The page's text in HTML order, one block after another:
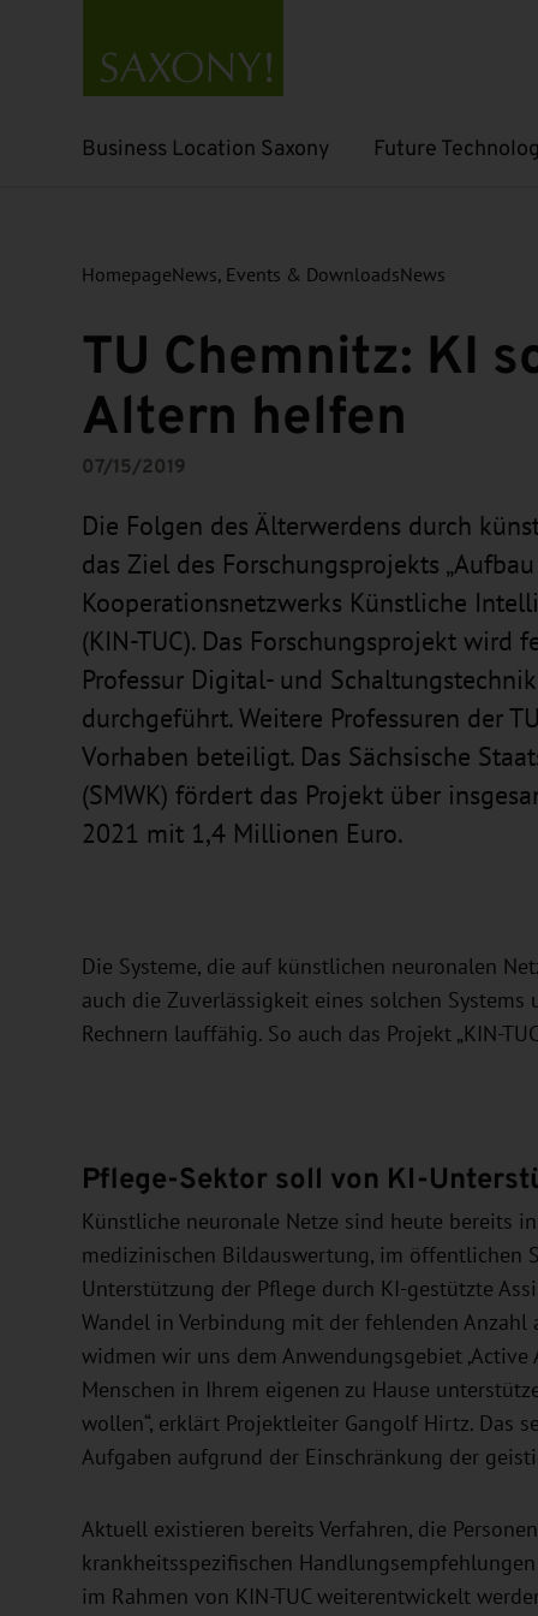
Business Location Saxony
Open submenu Future
Open submenu
HomepageNews, Events & DownloadsNews
TU Chemnitz: KI
Altern helfen
07/15/2019
Die Folgen des Älterwerdens durch
das Ziel des Forschungsprojekts
Kooperationsnetzwerks Künstliche
(KIN-TUC). Das Forschungsprojekt wird
Professur Digital- und
durchgeführt. Weitere Professuren der
Vorhaben beteiligt. Das Sächsische
(SMWK) fördert das Projekt über
2021 mit 1,4 Millionen Euro.
Die Systeme, die auf künstlichen neuronalen
auch die Zuverlässigkeit eines solchen
Rechnern lauffähig. So auch das Projekt „KIN-
Pflege-Sektor soll von KI-
Künstliche neuronale Netze sind heute bereits
medizinischen Bildauswertung, im öffentlichen
Unterstützung der Pflege durch KI-gestützte
Wandel in Verbindung mit der fehlenden Anzahl
widmen wir uns dem Anwendungsgebiet ‚Active
Menschen in Ihrem eigenen zu Hause
wollen“, erklärt Projektleiter Gangolf Hirtz. Das
Aufgaben aufgrund der Einschränkung der
Aktuell existieren bereits Verfahren, die
krankheitsspezifischen
im Rahmen von KIN-TUC weiterentwickelt